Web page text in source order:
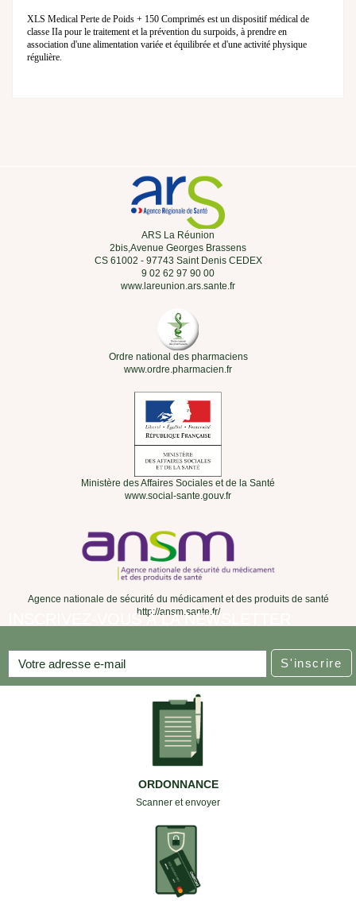
XLS Medical Perte de Poids + 150 Comprimés est un dispositif médical de
classe IIa pour le traitement et la prévention du surpoids, à prendre en
association d'une alimentation variée et équilibrée et d'une activité physique
régulière.
ARS La Réunion
2bis,Avenue Georges Brassens
CS 61002 - 97743 Saint Denis CEDEX
9 02 62 97 90 00
www.lareunion.ars.sante.fr
Ordre national des pharmaciens
www.ordre.pharmacien.fr
Ministère des Affaires Sociales et de la Santé
www.social-sante.gouv.fr
Agence nationale de sécurité du médicament et des produits de santé
http://ansm.sante.fr/
INSCRIVEZ-VOUS À LA NEWSLETTER
S'inscrire
ORDONNANCE
Scanner et envoyer